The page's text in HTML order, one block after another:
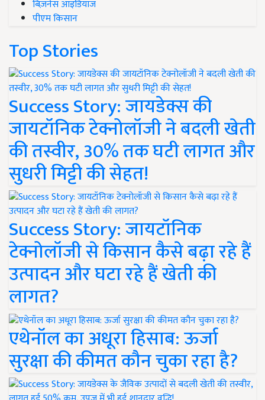
बिज़नेस आइडियाज
पीएम किसान
Top Stories
Success Story: जायडेक्स की
जायटॉनिक टेक्नोलॉजी ने बदली खेती
की तस्वीर, 30% तक घटी लागत और
सुधरी मिट्टी की सेहत!
Success Story: जायटॉनिक
टेक्नोलॉजी से किसान कैसे बढ़ा रहे हैं
उत्पादन और घटा रहे हैं खेती की
लागत?
एथेनॉल का अधूरा हिसाब: ऊर्जा
सुरक्षा की कीमत कौन चुका रहा है?